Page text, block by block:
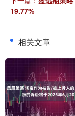
19.77%
相关文章